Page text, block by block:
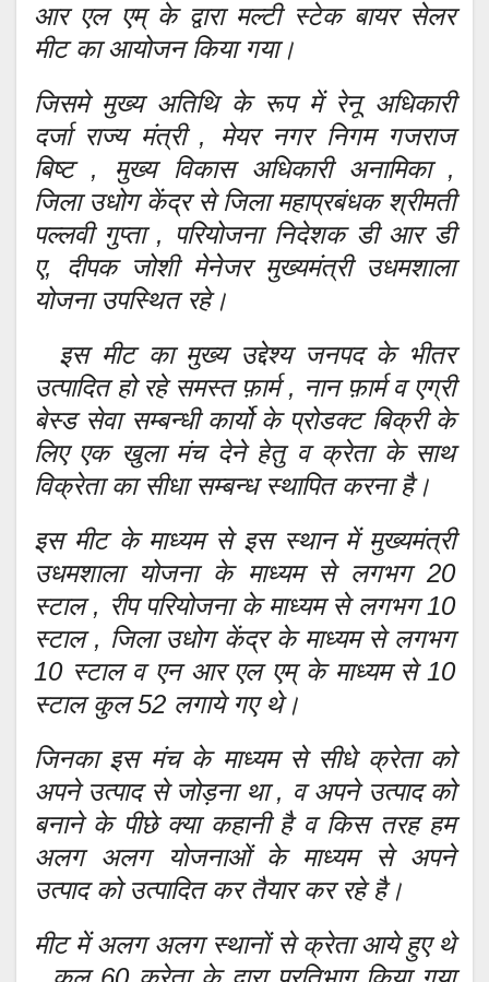
आर एल एम् के द्वारा मल्टी स्टेक बायर सेलर
मीट का आयोजन किया गया।
जिसमे मुख्य अतिथि के रूप में रेनू अधिकारी
दर्जा राज्य मंत्री , मेयर नगर निगम गजराज
बिष्ट , मुख्य विकास अधिकारी अनामिका ,
जिला उधोग केंद्र से जिला महाप्रबंधक श्रीमती
पल्लवी गुप्ता , परियोजना निदेशक डी आर डी
ए, दीपक जोशी मेनेजर मुख्यमंत्री उधमशाला
योजना उपस्थित रहे।
इस मीट का मुख्य उद्देश्य जनपद के भीतर
उत्पादित हो रहे समस्त फ़ार्म , नान फ़ार्म व एग्री
बेस्ड सेवा सम्बन्धी कार्यो के प्रोडक्ट बिक्री के
लिए एक खुला मंच देने हेतु व क्रेता के साथ
विक्रेता का सीधा सम्बन्ध स्थापित करना है।
इस मीट के माध्यम से इस स्थान में मुख्यमंत्री
उधमशाला योजना के माध्यम से लगभग 20
स्टाल , रीप परियोजना के माध्यम से लगभग 10
स्टाल , जिला उधोग केंद्र के माध्यम से लगभग
10 स्टाल व एन आर एल एम् के माध्यम से 10
स्टाल कुल 52 लगाये गए थे।
जिनका इस मंच के माध्यम से सीधे क्रेता को
अपने उत्पाद से जोड़ना था , व अपने उत्पाद को
बनाने के पीछे क्या कहानी है व किस तरह हम
अलग अलग योजनाओं के माध्यम से अपने
उत्पाद को उत्पादित कर तैयार कर रहे है।
मीट में अलग अलग स्थानों से क्रेता आये हुए थे